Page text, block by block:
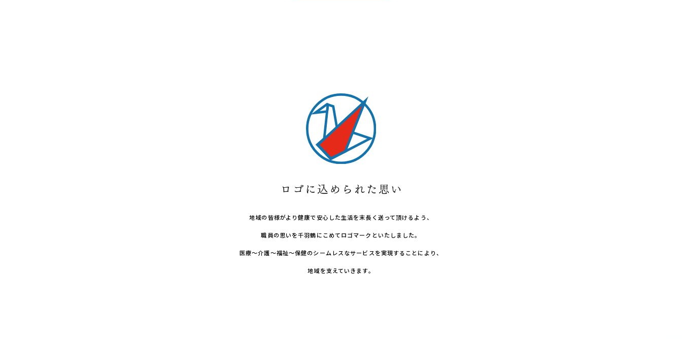
地域の皆様がより健康で安心した生活を末長く送って頂けるよう、
職員の思いを千羽鶴にこめてロゴマークといたしました。
医療～介護～福祉～保健のシームレスなサービスを実現することにより、
地域を支えていきます。